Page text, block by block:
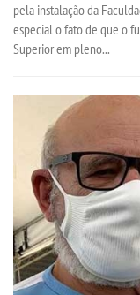
PUBLICAÇÕES
DESTAQUES
UNIESP NEWS
BOLETINS
REPOSITÓRIO
TCC
pela instalação da
especial o fato de que o
Superior em pleno...